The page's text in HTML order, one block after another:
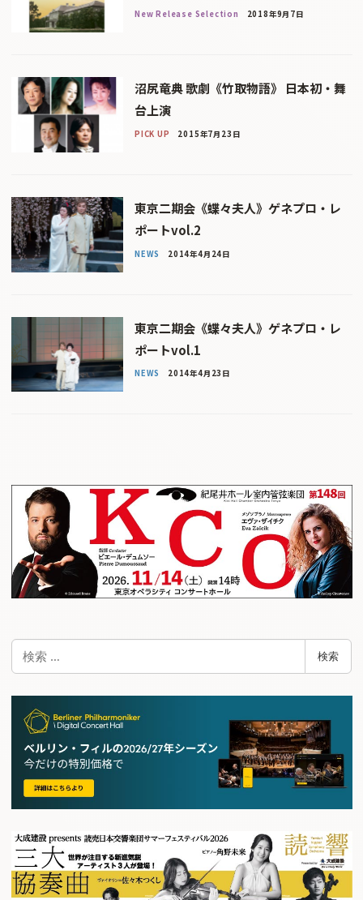
New Release Selection 2018年9月7日
沼尻竜典 歌劇《竹取物語》 日本初・舞
台上演
PICK UP 2015年7月23日
東京二期会《蝶々夫人》ゲネプロ・レ
ポートvol.2
NEWS 2014年4月24日
東京二期会《蝶々夫人》ゲネプロ・レ
ポートvol.1
NEWS 2014年4月23日
検索